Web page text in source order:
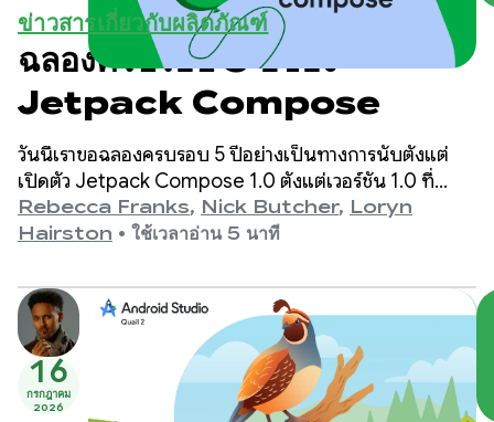
ข่าวสารเกี่ยวกับผลิตภัณฑ์
ฉลองครบรอบ 5 ปีของ
Jetpack Compose
วันนี้เราขอฉลองครบรอบ 5 ปีอย่างเป็นทางการนับตั้งแต่
เปิดตัว Jetpack Compose 1.0 ตั้งแต่เวอร์ชัน 1.0 ที่
ประกาศเมื่อวันที่ 28 กรกฎาคม 2021 ไปจนถึงเวอร์ชันล่าสุด
1.11 เราได้เห็น API พัฒนาไปอย่างมากในช่วงหลายปีที่ผ่าน
Rebecca Franks, Nick Butcher, Loryn
Hairston • ใช้เวลาอ่าน 5 นาที
16
กรกฎาคม
2026